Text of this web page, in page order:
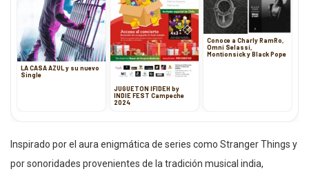
LA CASA AZUL y su nuevo
Single
JUGUETÓN IFIDEH by
INDIE FEST Campeche
2024
Conoce a Charly RamRo,
Omni Selassi,
Montionsick y Black Pope
Inspirado por el aura enigmática de series como Stranger Things y
por sonoridades provenientes de la tradición musical india,